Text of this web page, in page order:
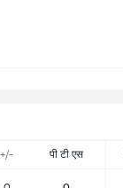
+/- पी टी एस